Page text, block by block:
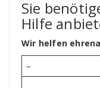
Sie
Hilfe
Wir helfen
–